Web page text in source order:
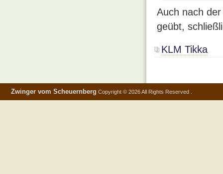
Auch nach
geübt,
KLM Tikka
Zwinger vom Scheuernberg Copyright © 2026 All Rights Reserved .